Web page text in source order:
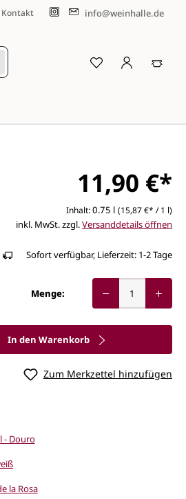
Kontakt info@weinhalle.de
11,90 €*
Inhalt:0.75 l (15,87 €* / 1 l)
inkl. MwSt. zzgl.Versanddetails öffnen
Sofort verfügbar, Lieferzeit: 1-2 Tage
Menge:
In den Warenkorb
Zum Merkzettel hinzufügen
- Douro
la Rosa